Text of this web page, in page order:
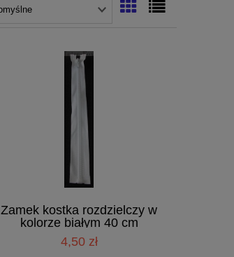
Zamek kostka rozdzielczy w
kolorze białym 40 cm
4,50 zł